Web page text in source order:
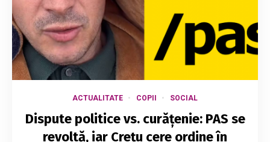
ACTUALITATE COPII SOCIAL
Dispute politice vs. curățenie: PAS se
revoltă, iar Crețu cere ordine în